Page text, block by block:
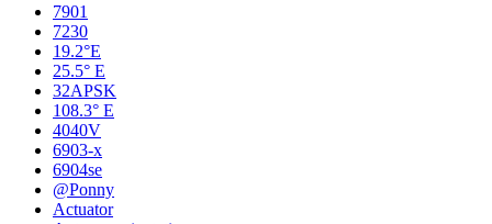
7901
7230
19.2°E
25.5° E
32APSK
108.3° E
4040V
6903-x
6904se
@Ponny
Actuator